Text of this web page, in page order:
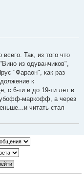
Так, из того что
из одуванчиков",
"Фараон", как раз
к
с 6-ти и до 19-ти лет в
маркофф, а через
читать стал